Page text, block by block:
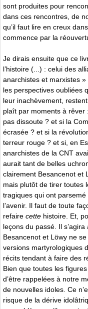
sont produites pour
dans ces rencontres, de
qu’il faut lire en creux dans
commence par la
Je dirais ensuite que ce
l’histoire (...) : celui des
anarchistes et marxistes »
les perspectives oubliées
leur inachèvement,
plaît par moments à rêver
pas dissoute ? et si la
écrasée ? et si la
terreur rouge ? et si, en
anarchistes de la CNT
aurait tant de belles
clairement Besancenot et
mais plutôt de tirer toutes
tragiques qui ont
l’avenir. Il faut de toute
refaire cette histoire. Et,
leçons du passé. Il
Besancenot et Löwy ne
versions martyrologiques
récits tendant à faire des
Bien que toutes les
d’être rappelées à notre
de nouvelles idoles. Ce
risque de la dérive